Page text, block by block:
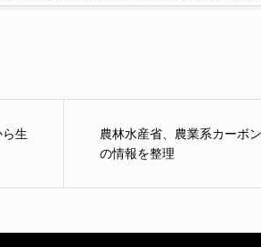
生
農林水産省、農業系カーボ
の情報を整理